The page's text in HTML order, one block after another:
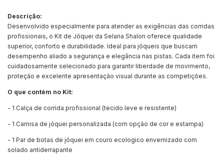
Descrição:
Desenvolvido especialmente para atender as exigências das corridas
profissionais, o Kit de Jóquei da Selaria Shalon oferece qualidade
superior, conforto e durabilidade. Ideal para jóqueis que buscam
desempenho aliado a segurança e elegância nas pistas. Cada item foi
cuidadosamente selecionado para garantir liberdade de movimento,
proteção e excelente apresentação visual durante as competições.
O que contém no Kit:
- 1 Calça de corrida profissional (tecido leve e resistente)
- 1 Camisa de jóquei personalizada (com opção de cor e estampa)
- 1 Par de botas de jóquei em couro ecologico envernizado com
solado antiderrapante